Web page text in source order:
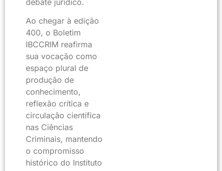
Ao chegar à edição
400, o Boletim
IBCCRIM reafirma
sua vocação como
espaço plural de
produção de
conhecimento,
reflexão crítica e
circulação científica
nas Ciências
Criminais, mantendo
o compromisso
histórico do Instituto